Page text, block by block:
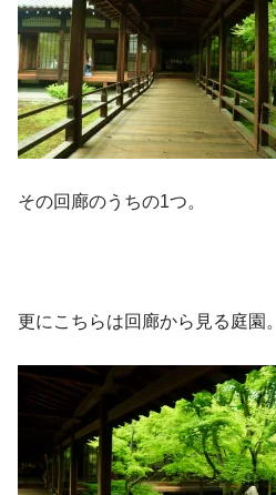
その回廊のうちの1つ。
更にこちらは回廊から見る庭園。